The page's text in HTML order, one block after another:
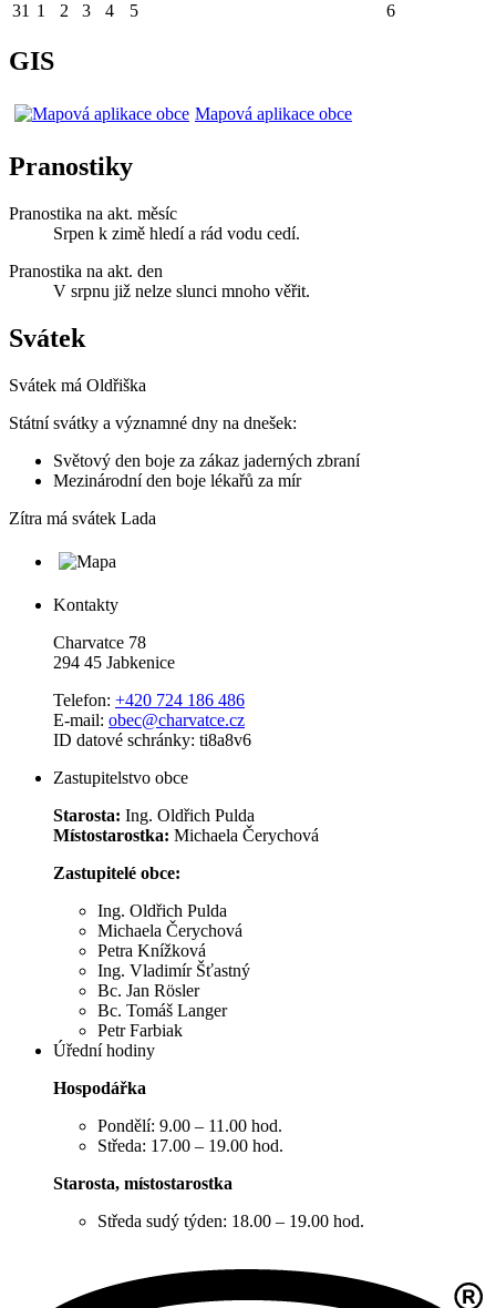
31 1 2 3 4 5 6
GIS
Mapová aplikace obce
Pranostiky
Pranostika na akt. měsíc
Srpen k zimě hledí a rád vodu cedí.
Pranostika na akt. den
V srpnu již nelze slunci mnoho věřit.
Svátek
Svátek má Oldřiška
Státní svátky a významné dny na dnešek:
Světový den boje za zákaz jaderných zbraní
Mezinárodní den boje lékařů za mír
Zítra má svátek Lada
Kontakty
Charvatce 78
294 45 Jabkenice
Telefon: +420 724 186 486
E-mail: obec@charvatce.cz
ID datové schránky: ti8a8v6
Zastupitelstvo obce
Starosta: Ing. Oldřich Pulda
Místostarostka: Michaela Čerychová
Zastupitelé obce:
Ing. Oldřich Pulda
Michaela Čerychová
Petra Knížková
Ing. Vladimír Šťastný
Bc. Jan Rösler
Bc. Tomáš Langer
Petr Farbiak
Úřední hodiny
Hospodářka
Pondělí: 9.00 – 11.00 hod.
Středa: 17.00 – 19.00 hod.
Starosta, místostarostka
Středa sudý týden: 18.00 – 19.00 hod.